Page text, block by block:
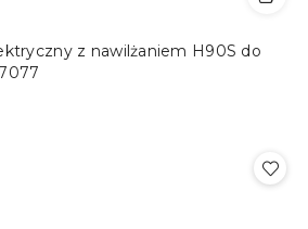
z nawilżaniem H90S do